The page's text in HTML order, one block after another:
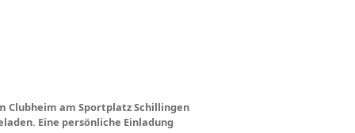
Clubheim am Sportplatz Schillingen
Eine persönliche Einladung